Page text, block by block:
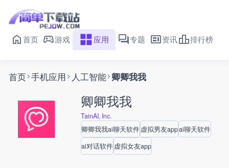
首页 游戏 应用 专题 资讯 排行榜
首页 手机应用 人工智能 卿卿我我
卿卿我我
TainAI, Inc.
卿卿我我ai聊天软件虚拟男友appai聊天软件
ai对话软件虚拟女友app